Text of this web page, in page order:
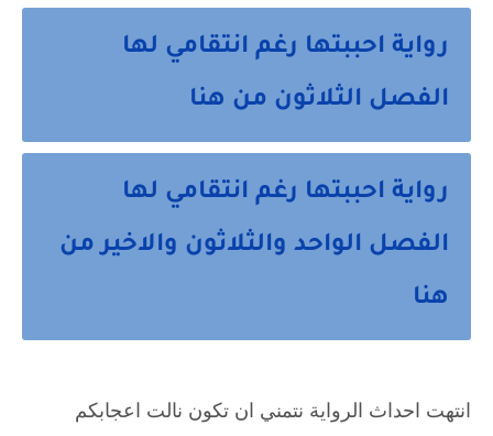
رواية احببتها رغم انتقامي لها
الفصل الثلاثون من هنا
رواية احببتها رغم انتقامي لها
الفصل الواحد والثلاثون والاخير من
هنا
انتهت احداث الرواية نتمني ان تكون نالت اعجابكم